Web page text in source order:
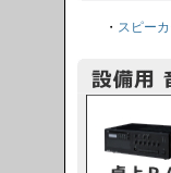
・ スピー